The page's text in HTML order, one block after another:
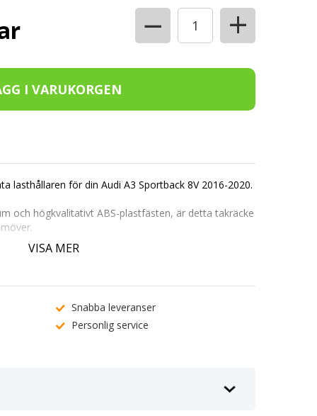
− +
lasthållaren för din Audi A3 Sportback 8V 2016-2020.
och högkvalitativt ABS-plastfästen, är detta takräcke
att kombinera med takboxar, cykelställ och andra
utan behov av verktyg och levereras med ett säkert
VISA MER
Snabba leveranser
Personlig service